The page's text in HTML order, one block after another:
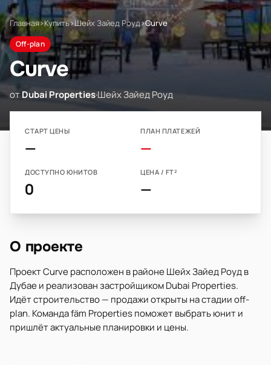
Главная›Купить›Шейх Зайед Роуд›Curve
Off-plan
Curve
отDubai Properties·Шейх Зайед Роуд
СТАРТ ЦЕНЫ
—
ПЛАН ПЛАТЕЖЕЙ
—
ДОСТУПНО ЮНИТОВ
0
ЦЕНА / FT²
—
О проекте
Проект Curve расположен в районе Шейх Зайед Роуд в
Дубае и реализован застройщиком Dubai Properties.
Идёт строительство — продажи открыты на стадии off-
plan. Команда fäm Properties поможет выбрать юнит и
пришлёт актуальные планировки и цены.